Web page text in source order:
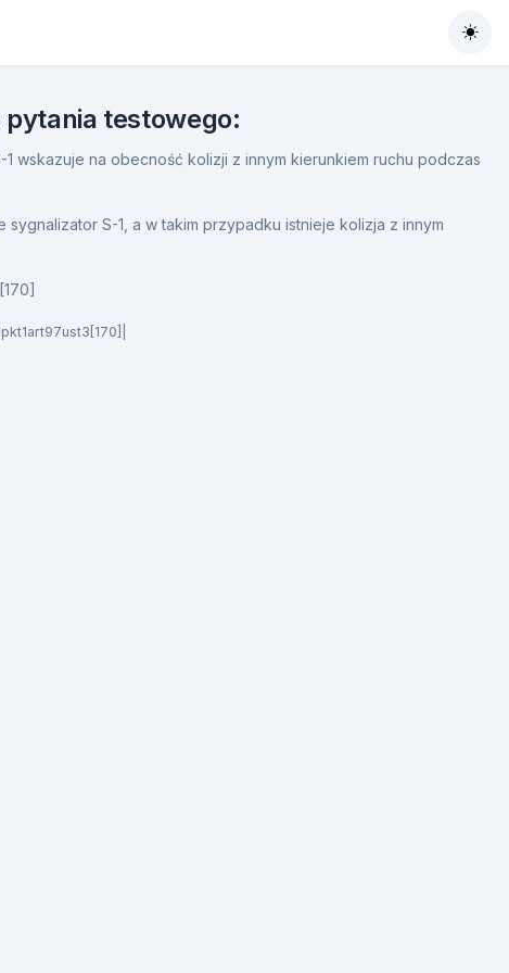
testowego:
wskazuje na obecność kolizji z innym kierunkiem ruchu podczas
sygnalizator S-1, a w takim przypadku istnieje kolizja z innym